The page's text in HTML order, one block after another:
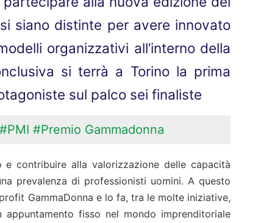
siano distinte per avere innovato
organizzativi all’interno della
si terrà a Torino la prima
sul palco sei finaliste
#PMI #Premio Gammadonna
contribuire alla valorizzazione delle capacità
prevalenza di professionisti uomini. A questo
GammaDonna e lo fa, tra le molte iniziative,
fisso nel mondo imprenditoriale